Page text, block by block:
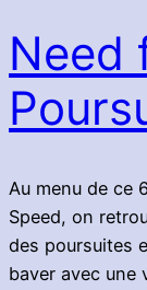
Need
Au menu de ce
Speed, on
des poursuites
baver avec une